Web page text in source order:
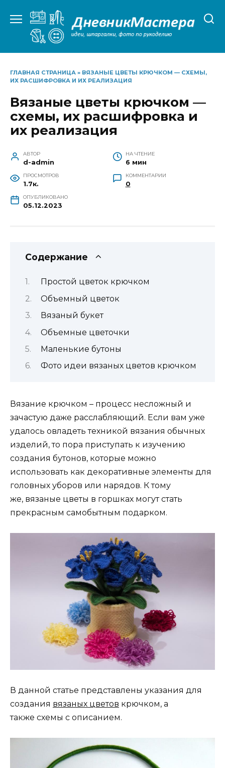
содержанию
ГЛАВНАЯ СТРАНИЦА » ВЯЗАНЫЕ ЦВЕТЫ КРЮЧКОМ — СХЕМЫ,
ИХ РАСШИФРОВКА И ИХ РЕАЛИЗАЦИЯ
Вязаные цветы крючком —
схемы, их расшифровка и
их реализация
АВТОР
d-admin
НА ЧТЕНИЕ
6 мин
ПРОСМОТРОВ
1.7к.
КОММЕНТАРИИ
0
ОПУБЛИКОВАНО
05.12.2023
Содержание
Простой цветок крючком
Объемный цветок
Вязаный букет
Объемные цветочки
Маленькие бутоны
Фото идеи вязаных цветов крючком
Вязание крючком – процесс несложный и
зачастую даже расслабляющий. Если вам уже
удалось овладеть техникой вязания обычных
изделий, то пора приступать к изучению
создания бутонов, которые можно
использовать как декоративные элементы для
головных уборов или нарядов. К тому
же, вязаные цветы в горшках могут стать
прекрасным самобытным подарком.
В данной статье представлены указания для
создания вязаных цветов крючком, а
также схемы с описанием.